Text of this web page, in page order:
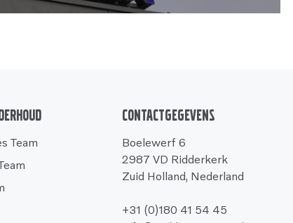
Team
Contactgegevens
Boelewerf 6
2987 VD Ridderkerk
Zuid Holland, Nederland
+31 (0)180 41 54 45